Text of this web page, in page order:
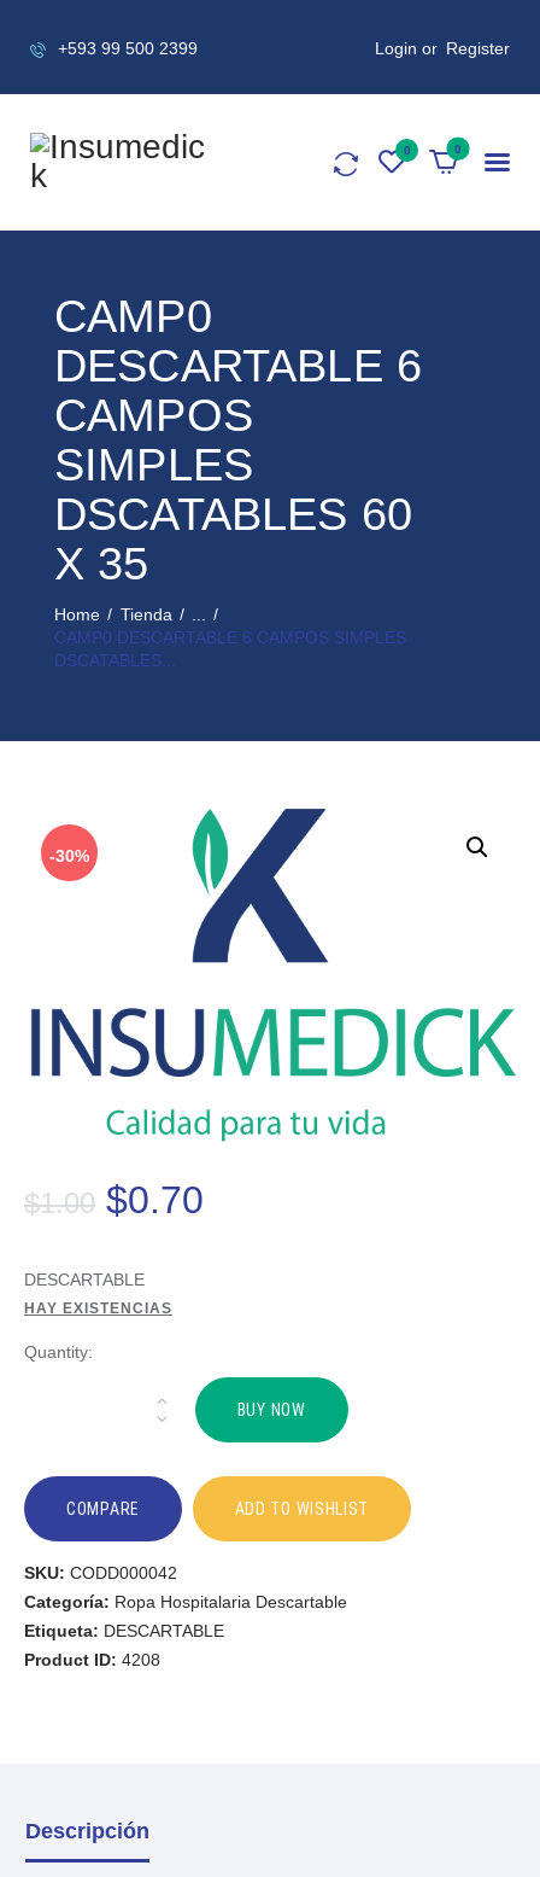
+593 99 500 2399 Login or Register
0
CAMP0
DESCARTABLE 6
CAMPOS
SIMPLES
DSCATABLES 60
X 35
Home Tienda
CAMP0 DESCARTABLE 6 CAMPOS SIMPLES
DSCATABLES...
-30%
$1.00 $0.70
DESCARTABLE
HAY EXISTENCIAS
Quantity:
BUY NOW
COMPARE ADD TO WISHLIST
SKU: CODD000042
Categoría: Ropa Hospitalaria Descartable
Etiqueta: DESCARTABLE
Product ID: 4208
Descripción